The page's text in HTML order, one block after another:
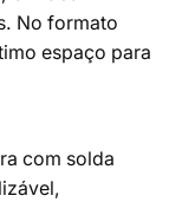
No formato
espaço para
com solda